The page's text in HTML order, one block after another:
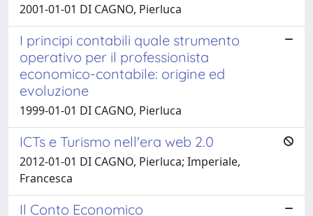
2001-01-01 DI CAGNO, Pierluca
I principi contabili quale strumento
operativo per il professionista
economico-contabile: origine ed
evoluzione
1999-01-01 DI CAGNO, Pierluca
ICTs e Turismo nell'era web 2.0
2012-01-01 DI CAGNO, Pierluca; Imperiale,
Francesca
Il Conto Economico